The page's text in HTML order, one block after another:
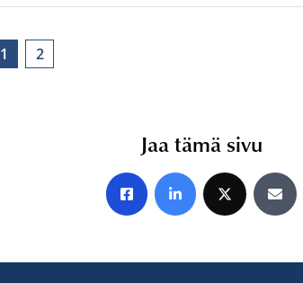
1 2
Jaa tämä sivu
Jaa Facebookissa
Jaa LinkedInissä
Jaa X:ssäJaa